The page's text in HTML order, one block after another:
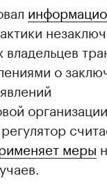
о
меры